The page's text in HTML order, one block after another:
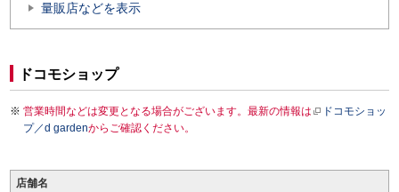
量販店などを表示
ドコモショップ
営業時間などは変更となる場合がございます。最新の情報は
ドコモショッ
プ／d gardenからご確認ください。
店舗名